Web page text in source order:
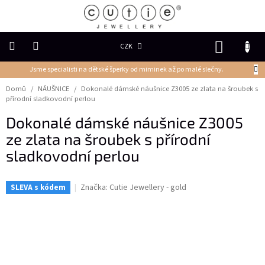
Jsme specialisti na dětské šperky od miminek až po malé slečny.
CZK
DĚTSKÉ
ŠPERKY
NÁUŠNICE
Domů / NÁUŠNICE / Dokonalé dámské náušnice Z3005 ze zlata na šroubek s
přírodní sladkovodní perlou
Dokonalé dámské náušnice Z3005
ze zlata na šroubek s přírodní
sladkovodní perlou
SLEVA s kódem Značka: Cutie Jewellery - gold